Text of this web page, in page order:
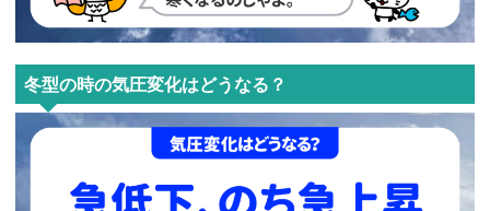
冬型の時の気圧変化はどうなる？